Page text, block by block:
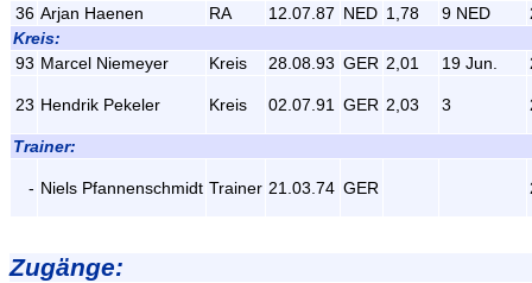
36 Arjan Haenen RA 12.07.87 NED 1,78 9 NED
Kreis:
93 Marcel Niemeyer Kreis 28.08.93 GER 2,01 19 Jun.
23 Hendrik Pekeler Kreis 02.07.91 GER 2,03 3
Trainer:
- Niels Pfannenschmidt Trainer 21.03.74 GER
Zugänge: